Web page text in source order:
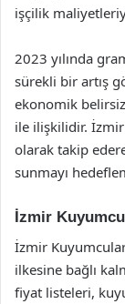
işçilik
2023 yılında
sürekli bir artış
ekonomik
ile ilişkilidir. İzmir
olarak takip
sunmayı
İzmir
İzmir
ilkesine bağlı
fiyat listeleri,